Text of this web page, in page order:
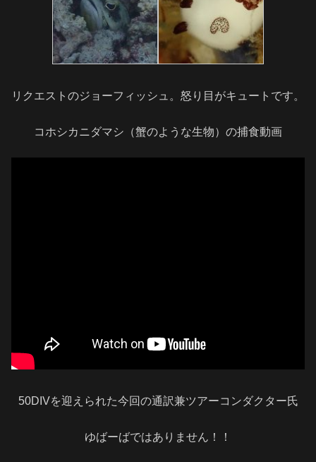
リクエストのジョーフィッシュ。怒り目がキュートです。
コホシカニダマシ（蟹のような生物）の捕食動画
50DIVを迎えられた今回の通訳兼ツアーコンダクター氏
ゆばーばではありません！！